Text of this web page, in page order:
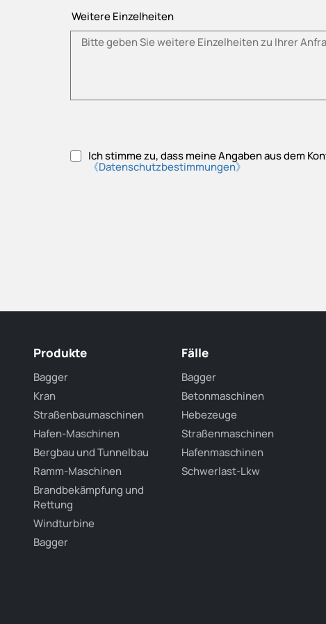
Weitere Einzelheiten
Ich stimme zu, dass meine Angaben aus dem
《Datenschutzbestimmungen》
Produkte
Bagger
Kran
Straßenbaumaschinen
Hafen-Maschinen
Bergbau und Tunnelbau
Ramm-Maschinen
Brandbekämpfung und
Rettung
Windturbine
Bagger
Fälle
Bagger
Betonmaschinen
Hebezeuge
Straßenmaschinen
Hafenmaschinen
Schwerlast-Lkw